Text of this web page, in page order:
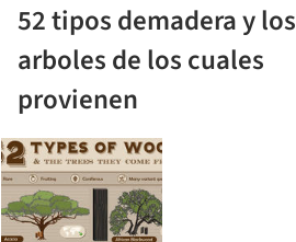
52 tipos demadera y los
arboles de los cuales
provienen